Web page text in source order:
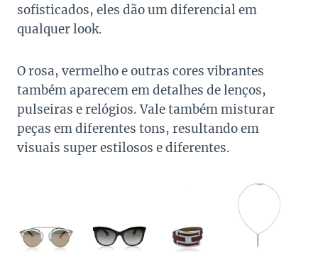
sofisticados, eles dão um diferencial em
qualquer look.
O rosa, vermelho e outras cores vibrantes
também aparecem em detalhes de lenços,
pulseiras e relógios. Vale também misturar
peças em diferentes tons, resultando em
visuais super estilosos e diferentes.